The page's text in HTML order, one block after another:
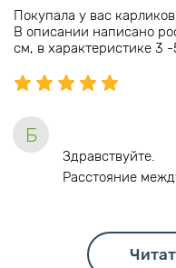
Покупала у вас
В описании написано
см, в характеристике 3
Б
Здравствуйте.
Расстояние